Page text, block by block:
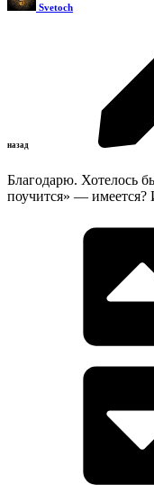
Svetoch
назад
Благодарю. Хотелось
поучится» — имеется?